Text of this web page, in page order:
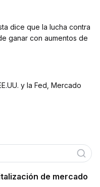
dice que la lucha contra
ganar con aumentos de
y la Fed, Mercado
de mercado